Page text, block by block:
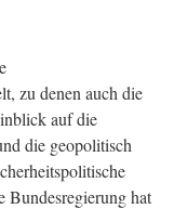
zu denen auch die
auf die
die geopolitisch
Bundesregierung hat